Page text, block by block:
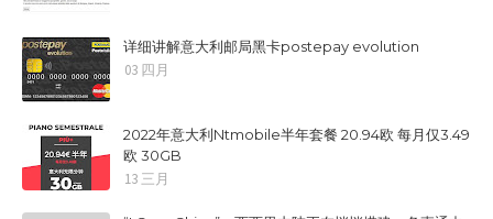
详细讲解意大利邮局黑卡postepay evolution
03 四月
2022年意大利Ntmobile半年套餐 20.94欧 每月仅3.49
欧 30GB
13 三月